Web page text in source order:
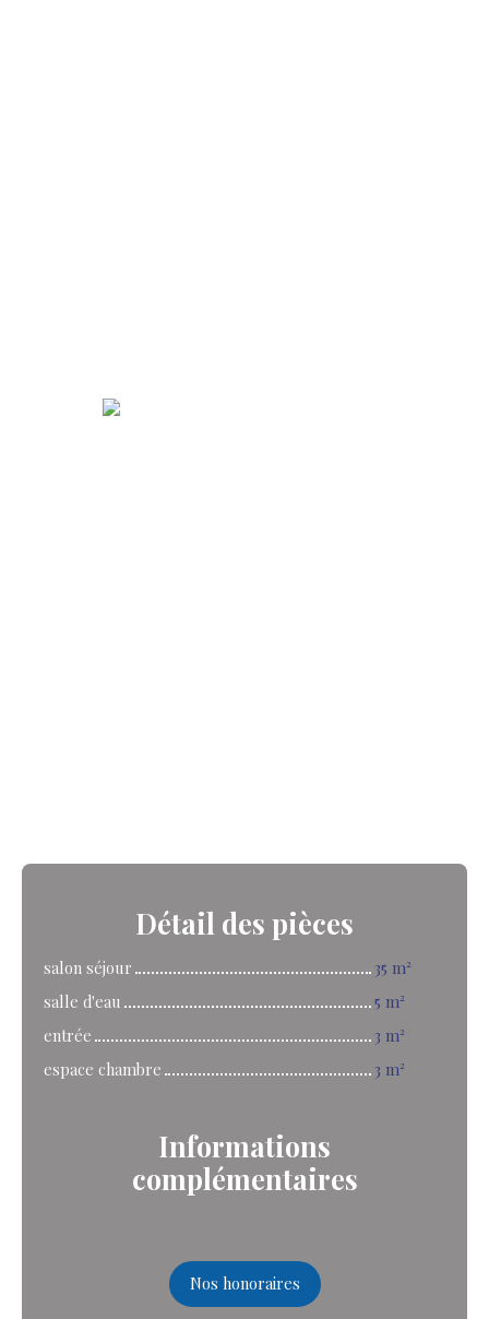
Détail des pièces
salon séjour
35 m²
salle d'eau
5 m²
entrée
3 m²
espace chambre
3 m²
Informations
complémentaires
Nos honoraires